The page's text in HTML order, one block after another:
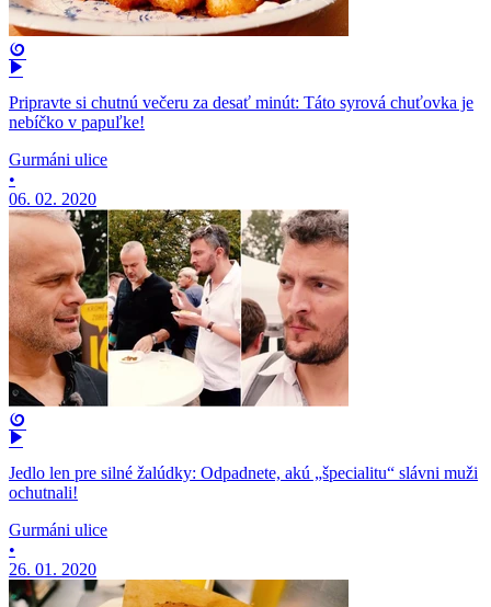
Pripravte si chutnú večeru za desať minút: Táto syrová chuťovka je
nebíčko v papuľke!
Gurmáni ulice
•
06. 02. 2020
Jedlo len pre silné žalúdky: Odpadnete, akú „špecialitu“ slávni muži
ochutnali!
Gurmáni ulice
•
26. 01. 2020